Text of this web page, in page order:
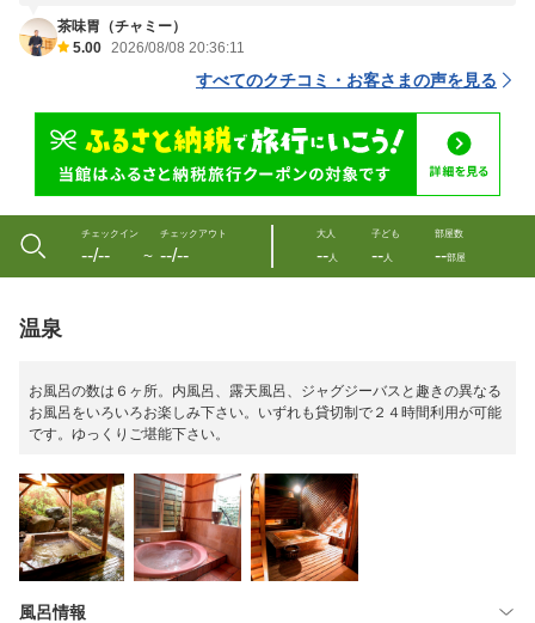
茶味胃（チャミー）
5.00 2026/08/08 20:36:11
すべてのクチコミ・お客さまの声を見る
チェックイン
--/-- 〜
チェックアウト
--/--
大人
--人
子ども
--人
部屋数
--部屋
温泉
お風呂の数は６ヶ所。内風呂、露天風呂、ジャグジーバスと趣きの異なる
お風呂をいろいろお楽しみ下さい。いずれも貸切制で２４時間利用が可能
です。ゆっくりご堪能下さい。
風呂情報